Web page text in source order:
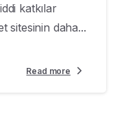
katkılar
sitesinin daha...
Read more